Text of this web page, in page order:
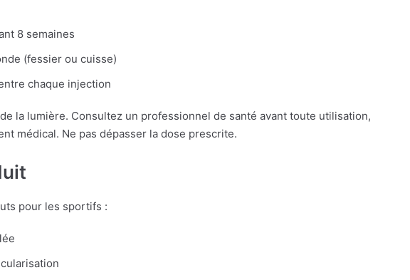
8 semaines
(fessier ou cuisse)
chaque injection
la lumière. Consultez un professionnel de santé avant toute utilisation,
médical. Ne pas dépasser la dose prescrite.
pour les sportifs :